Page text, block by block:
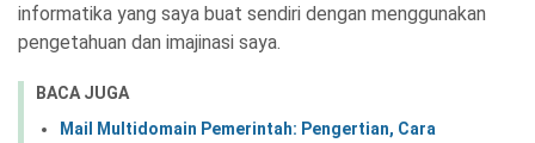
informatika yang saya buat sendiri dengan menggunakan
pengetahuan dan imajinasi saya.
BACA JUGA
Mail Multidomain Pemerintah: Pengertian, Cara